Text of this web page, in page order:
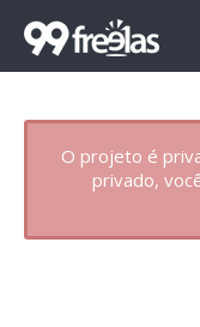
O projeto é
privado,